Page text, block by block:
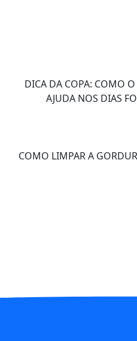
DICA DA COPA: COMO
AJUDA NOS DIAS
COMO LIMPAR A